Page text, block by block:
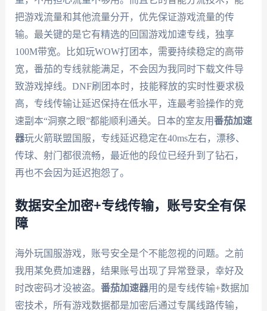
把游戏流量和其他流量分开，优先保证游戏流量的传
输。最关键的是它有精选的回国游戏加速专线，独享
100M带宽。比如玩WOW打团本，需要持续稳定的高带
宽，番茄的专线就能满足，不会因为我同时下载文件导
致游戏掉线。DNF刷团本时，技能释放的实时性要求极
高，专线传输让延迟保持在低水平，连最考验操作的竞
速副本“洞察之眼”都能顺利通关。日本的室友用番茄加速
器玩火箭联盟国服，专线延迟稳定在40ms左右，漂移、
传球、射门都很流畅，最近他的段位已经升到了钻石，
再也不会因为延迟抱怨了。
数据安全加密+专线传输，账号安全有保
障
海外玩国服游戏，账号安全是个不能忽视的问题。之前
我用某免费加速器，结果账号出现了异常登录，幸好及
时改密码才没被盗。 番茄加速器用的是专线传输+数据加
密技术，所有游戏数据都是加密后通过专属线路传输，